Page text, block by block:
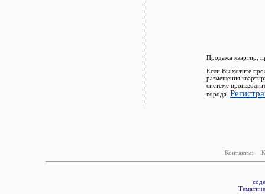
Продажа квартир,
Если Вы хотите
размещения
системе
города.
Контакты: